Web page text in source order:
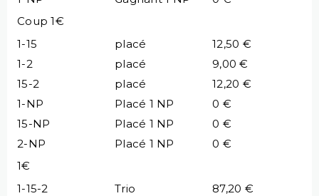
Coup 1€
1-15
placé
12,50 €
1-2
placé
9,00 €
15-2
placé
12,20 €
1-NP
Placé 1 NP
0 €
15-NP
Placé 1 NP
0 €
2-NP
Placé 1 NP
0 €
1€
1-15-2
Trio
87,20 €